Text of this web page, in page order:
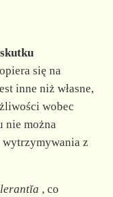
się na
inne niż własne,
wobec
nie można
z
, co